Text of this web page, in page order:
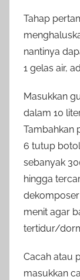
Tahap
nantinya
1 gelas air,
Masukkan
dalam 10
Tambahkan
6 tutup
sebanyak
hingga
menit agar
tertidur/
Cacah atau
masukkan